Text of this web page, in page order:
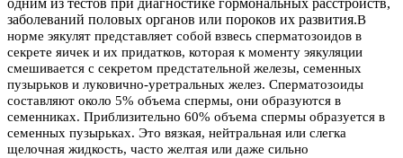
заболеваний половых органов или пороков их развития.В
норме эякулят представляет собой взвесь сперматозоидов в
секрете яичек и их придатков, которая к моменту эякуляции
смешивается с секретом предстательной железы, семенных
пузырьков и луковично-уретральных желез. Сперматозоиды
составляют около 5% объема спермы, они образуются в
семенниках. Приблизительно 60% объема спермы образуется в
семенных пузырьках. Это вязкая, нейтральная или слегка
щелочная жидкость, часто желтая или даже сильно